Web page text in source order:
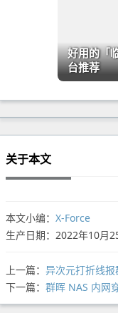
好用的「
台推荐
关于本文
本文小编： X-Force
生产日期：2022年10月
上一篇： 异次元打折线
下一篇： 群晖 NAS 内网